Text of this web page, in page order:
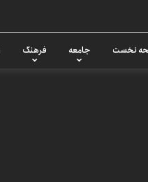
نخست جامعه فرهنگ